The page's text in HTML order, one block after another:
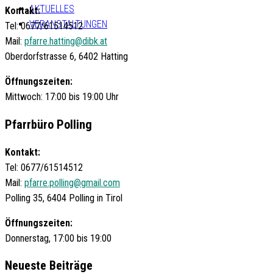
AKTUELLES
VERANSTALTUNGEN
Kontakt:
Tel: 0677/61514512
Mail: pfarre.hatting@dibk.at
Oberdorfstrasse 6, 6402 Hatting
Öffnungszeiten:
Mittwoch: 17:00 bis 19:00 Uhr
Pfarrbüro Polling
Kontakt:
Tel: 0677/61514512
Mail: pfarre.polling@gmail.com
Polling 35, 6404 Polling in Tirol
Öffnungszeiten:
Donnerstag, 17:00 bis 19:00
Neueste Beiträge